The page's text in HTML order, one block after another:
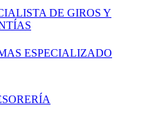
DE GIROS Y
ESPECIALIZADO